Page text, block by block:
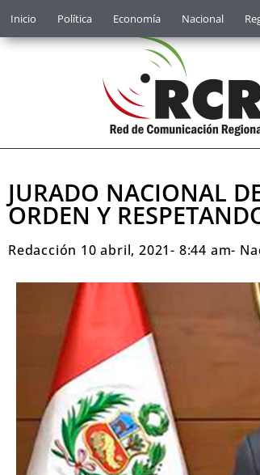
Inicio Política Economía Nacional
JURADO NACIONAL
ORDEN Y
Redacción 10 abril, 2021- 8:44 am-